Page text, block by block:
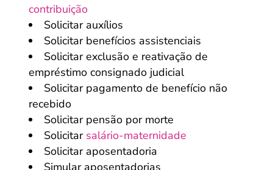
contribuição
Solicitar auxílios
Solicitar benefícios assistenciais
Solicitar exclusão e reativação de
empréstimo consignado judicial
Solicitar pagamento de benefício não
recebido
Solicitar pensão por morte
Solicitar salário-maternidade
Solicitar aposentadoria